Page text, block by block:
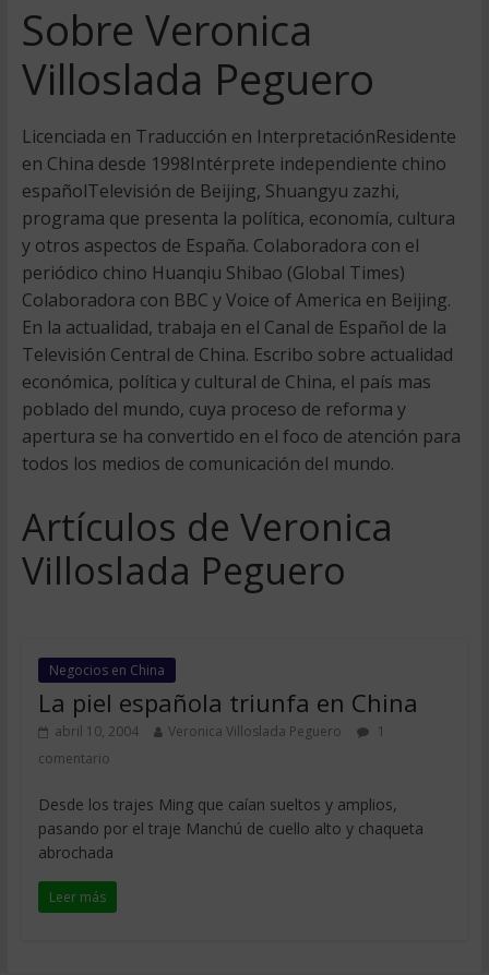
Sobre Veronica
Villoslada Peguero
Licenciada en Traducción en InterpretaciónResidente
en China desde 1998Intérprete independiente chino
españolTelevisión de Beijing, Shuangyu zazhi,
programa que presenta la política, economía, cultura
y otros aspectos de España. Colaboradora con el
periódico chino Huanqiu Shibao (Global Times)
Colaboradora con BBC y Voice of America en Beijing.
En la actualidad, trabaja en el Canal de Español de la
Televisión Central de China. Escribo sobre actualidad
económica, política y cultural de China, el país mas
poblado del mundo, cuya proceso de reforma y
apertura se ha convertido en el foco de atención para
todos los medios de comunicación del mundo.
Artículos de Veronica
Villoslada Peguero
Negocios en China
La piel española triunfa en China
abril 10, 2004 Veronica Villoslada Peguero
1
comentario
Desde los trajes Ming que caían sueltos y amplios,
pasando por el traje Manchú de cuello alto y chaqueta
abrochada
Leer más